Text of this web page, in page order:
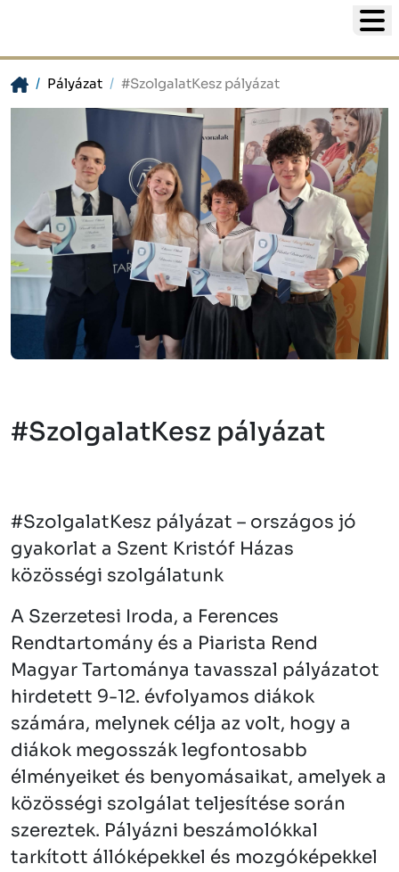
Pályázat #SzolgalatKesz pályázat
#SzolgalatKesz pályázat
#SzolgalatKesz pályázat – országos jó
gyakorlat a Szent Kristóf Házas
közösségi szolgálatunk
A Szerzetesi Iroda, a Ferences
Rendtartomány és a Piarista Rend
Magyar Tartománya tavasszal pályázatot
hirdetett 9-12. évfolyamos diákok
számára, melynek célja az volt, hogy a
diákok megosszák legfontosabb
élményeiket és benyomásaikat, amelyek a
közösségi szolgálat teljesítése során
szereztek. Pályázni beszámolókkal
tarkított állóképekkel és mozgóképekkel